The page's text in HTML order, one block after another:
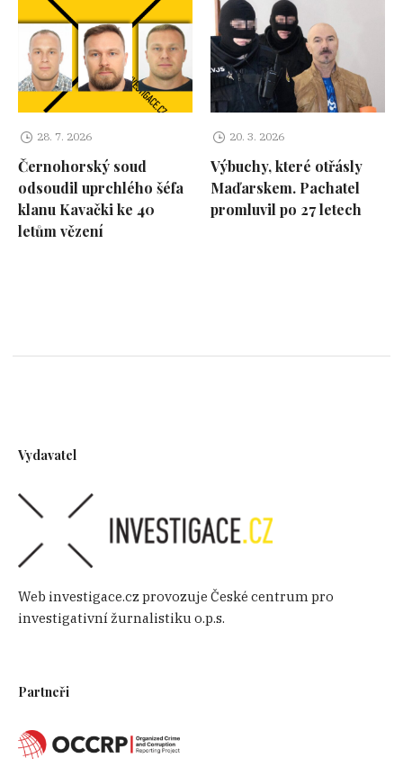
28. 7. 2026
Černohorský soud
odsoudil uprchlého šéfa
klanu Kavački ke 40
letům vězení
20. 3. 2026
Výbuchy, které otřásly
Maďarskem. Pachatel
promluvil po 27 letech
Vydavatel
Web investigace.cz provozuje České centrum pro
investigativní žurnalistiku o.p.s.
Partneři